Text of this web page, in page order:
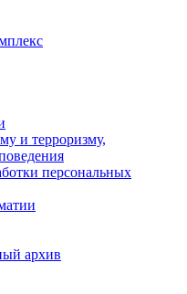
и терроризму,
персональных
архив